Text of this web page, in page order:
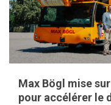
Max Bögl mise
pour accélérer le